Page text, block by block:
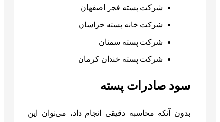
شرکت پسته فجر اصفهان
شرکت خانه پسته خراسان
شرکت پسته سمنان
شرکت پسته خندان کرمان
سود صادرات پسته
بدون آنکه محاسبه دقیقی انجام داد، می‌توان این